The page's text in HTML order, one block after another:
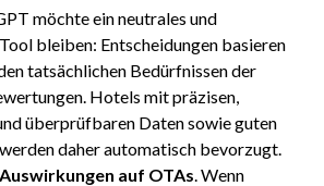
möchte ein neutrales und
bleiben: Entscheidungen basieren
tatsächlichen Bedürfnissen der
Hotels mit präzisen,
überprüfbaren Daten sowie guten
daher automatisch bevorzugt.
auf OTAs. Wenn